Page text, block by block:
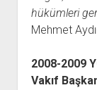
hükümleri
Mehmet
2008-2009
Vakıf